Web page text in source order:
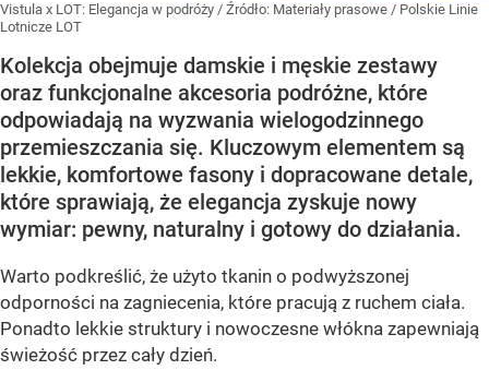
Vistula x LOT: Elegancja w podróży / Źródło: Materiały prasowe / Polskie Linie
Lotnicze LOT
Kolekcja obejmuje damskie i męskie zestawy
oraz funkcjonalne akcesoria podróżne, które
odpowiadają na wyzwania wielogodzinnego
przemieszczania się. Kluczowym elementem są
lekkie, komfortowe fasony i dopracowane detale,
które sprawiają, że elegancja zyskuje nowy
wymiar: pewny, naturalny i gotowy do działania.
Warto podkreślić, że użyto tkanin o podwyższonej
odporności na zagniecenia, które pracują z ruchem ciała.
Ponadto lekkie struktury i nowoczesne włókna zapewniają
świeżość przez cały dzień.